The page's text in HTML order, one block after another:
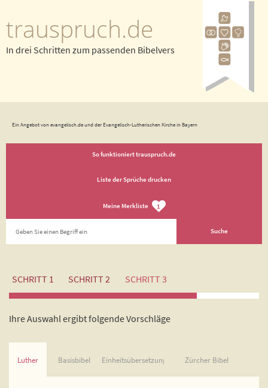
trauspruch.de
In drei Schritten zum passenden Bibelvers
Ein Angebot von evangelisch.de und der Evangelisch-Lutherischen Kirche in Bayern
So funktioniert trauspruch.de
Liste der Sprüche drucken
Meine Merkliste 1
SCHRITT 1 SCHRITT 2 SCHRITT 3
Ihre Auswahl ergibt folgende Vorschläge
Luther Basisbibel Einheitsübersetzung Zürcher Bibel